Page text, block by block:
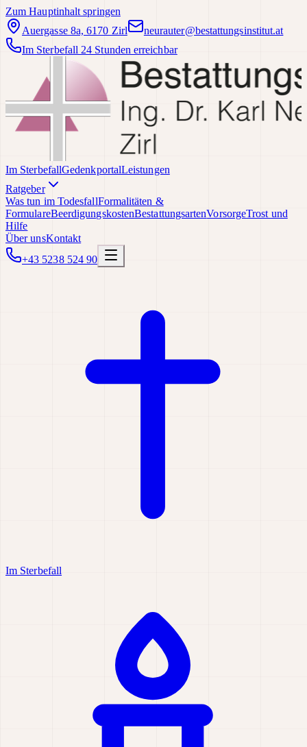
Zum Hauptinhalt springen
Auergasse 8a, 6170 Zirl
neurauter@bestattungsinstitut.at
Im Sterbefall 24 Stunden erreichbar
Im SterbefallGedenkportalLeistungen
Ratgeber
Was tun im TodesfallFormalitäten &
FormulareBeerdigungskostenBestattungsartenVorsorgeTrost und
Hilfe
Über unsKontakt
+43 5238 524 90
Im Sterbefall